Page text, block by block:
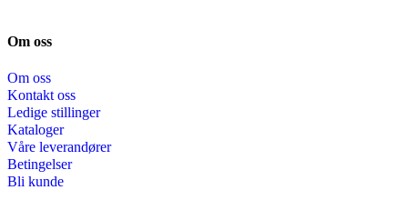
Om oss
Om oss
Kontakt oss
Ledige stillinger
Kataloger
Våre leverandører
Betingelser
Bli kunde